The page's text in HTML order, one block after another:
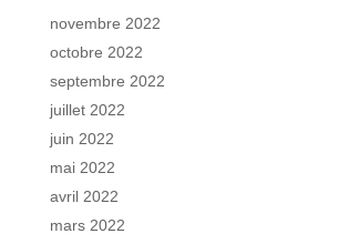
novembre 2022
octobre 2022
septembre 2022
juillet 2022
juin 2022
mai 2022
avril 2022
mars 2022